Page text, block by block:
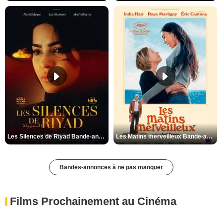
Les Silences de Riyad Bande-annonce VO STFR Les Matins merveilleux Bande-annonce VF
Bandes-annonces à ne pas manquer
Films Prochainement au Cinéma